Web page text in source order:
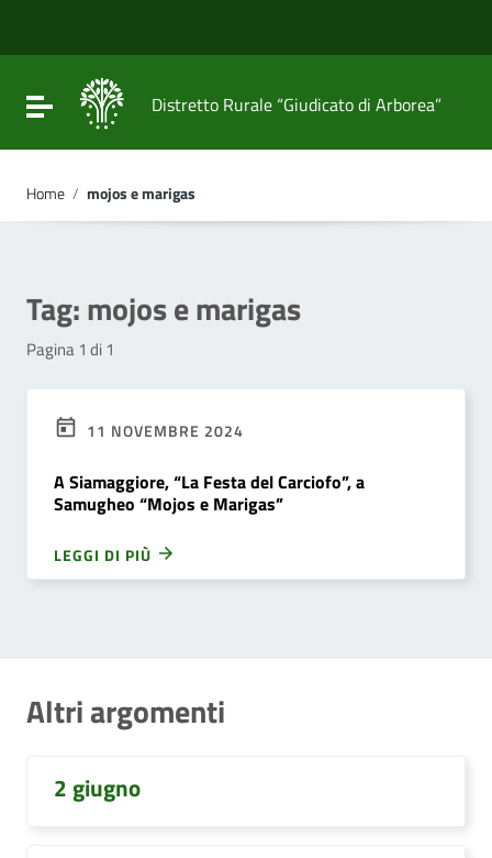
Vai al footer
Attiva / disattiva la navigazione
Distretto Rurale “Giudicato di Arborea”
Home / mojos e marigas
Tag:mojos e marigas
Pagina 1 di 1
11 NOVEMBRE 2024
A Siamaggiore, “La Festa del Carciofo”, a
Samugheo “Mojos e Marigas”
LEGGI DI PIÙ
Altri argomenti
2 giugno